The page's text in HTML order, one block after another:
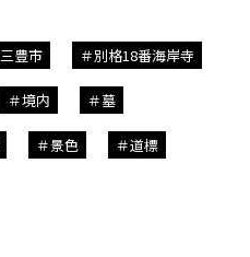
三豊市 別格18番海岸寺
境内 墓
景色 道標